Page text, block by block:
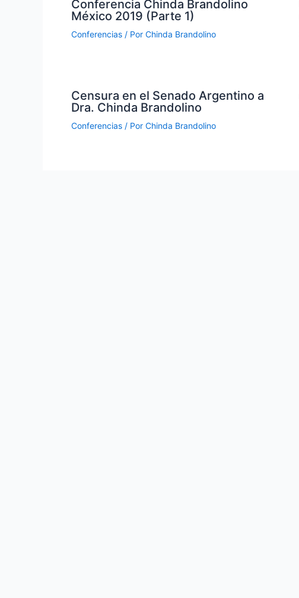
Conferencia Chinda Brandolino
México 2019 (Parte 1)
Conferencias / Por Chinda Brandolino
Censura en el Senado Argentino a
Dra. Chinda Brandolino
Conferencias / Por Chinda Brandolino